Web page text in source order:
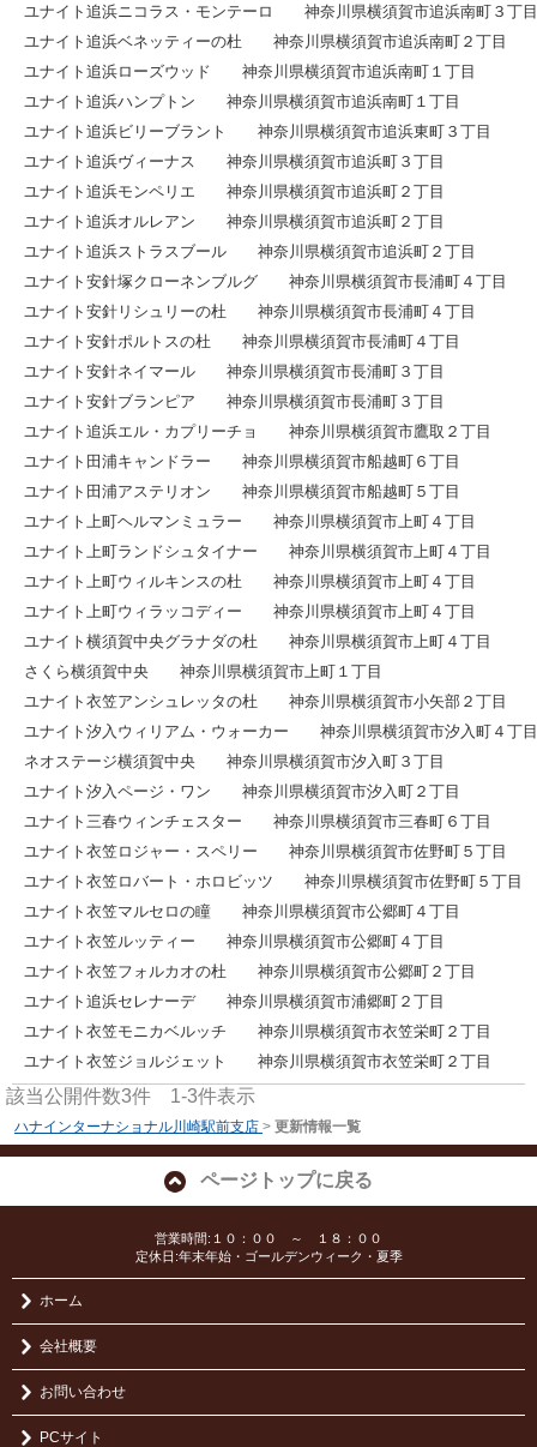
ユナイト追浜ニコラス・モンテーロ 神奈川県横須賀市追浜南町３丁目
ユナイト追浜ベネッティーの杜 神奈川県横須賀市追浜南町２丁目
ユナイト追浜ローズウッド 神奈川県横須賀市追浜南町１丁目
ユナイト追浜ハンプトン 神奈川県横須賀市追浜南町１丁目
ユナイト追浜ビリーブラント 神奈川県横須賀市追浜東町３丁目
ユナイト追浜ヴィーナス 神奈川県横須賀市追浜町３丁目
ユナイト追浜モンペリエ 神奈川県横須賀市追浜町２丁目
ユナイト追浜オルレアン 神奈川県横須賀市追浜町２丁目
ユナイト追浜ストラスブール 神奈川県横須賀市追浜町２丁目
ユナイト安針塚クローネンブルグ 神奈川県横須賀市長浦町４丁目
ユナイト安針リシュリーの杜 神奈川県横須賀市長浦町４丁目
ユナイト安針ポルトスの杜 神奈川県横須賀市長浦町４丁目
ユナイト安針ネイマール 神奈川県横須賀市長浦町３丁目
ユナイト安針ブランピア 神奈川県横須賀市長浦町３丁目
ユナイト追浜エル・カプリーチョ 神奈川県横須賀市鷹取２丁目
ユナイト田浦キャンドラー 神奈川県横須賀市船越町６丁目
ユナイト田浦アステリオン 神奈川県横須賀市船越町５丁目
ユナイト上町ヘルマンミュラー 神奈川県横須賀市上町４丁目
ユナイト上町ランドシュタイナー 神奈川県横須賀市上町４丁目
ユナイト上町ウィルキンスの杜 神奈川県横須賀市上町４丁目
ユナイト上町ウィラッコディー 神奈川県横須賀市上町４丁目
ユナイト横須賀中央グラナダの杜 神奈川県横須賀市上町４丁目
さくら横須賀中央 神奈川県横須賀市上町１丁目
ユナイト衣笠アンシュレッタの杜 神奈川県横須賀市小矢部２丁目
ユナイト汐入ウィリアム・ウォーカー 神奈川県横須賀市汐入町４丁目
ネオステージ横須賀中央 神奈川県横須賀市汐入町３丁目
ユナイト汐入ページ・ワン 神奈川県横須賀市汐入町２丁目
ユナイト三春ウィンチェスター 神奈川県横須賀市三春町６丁目
ユナイト衣笠ロジャー・スペリー 神奈川県横須賀市佐野町５丁目
ユナイト衣笠ロバート・ホロビッツ 神奈川県横須賀市佐野町５丁目
ユナイト衣笠マルセロの瞳 神奈川県横須賀市公郷町４丁目
ユナイト衣笠ルッティー 神奈川県横須賀市公郷町４丁目
ユナイト衣笠フォルカオの杜 神奈川県横須賀市公郷町２丁目
ユナイト追浜セレナーデ 神奈川県横須賀市浦郷町２丁目
ユナイト衣笠モニカベルッチ 神奈川県横須賀市衣笠栄町２丁目
ユナイト衣笠ジョルジェット 神奈川県横須賀市衣笠栄町２丁目
該当公開件数3件 1-3件表示
ハナインターナショナル川崎駅前支店 > 更新情報一覧
ページトップに戻る
営業時間:１０：００ ～ １８：００
定休日:年末年始・ゴールデンウィーク・夏季
ホーム
会社概要
お問い合わせ
PCサイト